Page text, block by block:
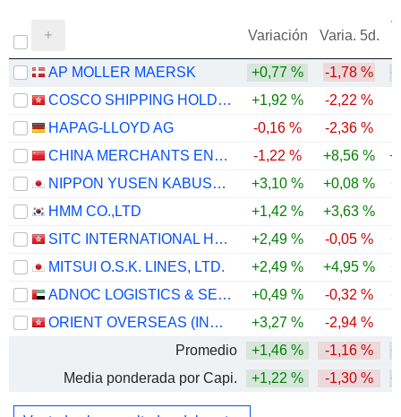
Variación Varia. 5d.
AP MOLLER MAERSK +0,77 % -1,78 %
COSCO SHIPPING HOLDINGS CO., LTD.
+1,92 % -2,22 %
HAPAG-LLOYD AG
-0,16 % -2,36 %
CHINA MERCHANTS ENERGY SHIPPING CO., LTD.
-1,22 % +8,56 %
NIPPON YUSEN KABUSHIKI KAISHA
+3,10 % +0,08 %
HMM CO.,LTD
+1,42 % +3,63 %
SITC INTERNATIONAL HOLDINGS COMPANY LIMITED
+2,49 % -0,05 %
MITSUI O.S.K. LINES, LTD.
+2,49 % +4,95 %
ADNOC LOGISTICS & SERVICES PLC
+0,49 % -0,32 %
ORIENT OVERSEAS (INTERNATIONAL) LIMITED
+3,27 % -2,94 %
Promedio
+1,46 % -1,16 %
Media ponderada por Capi.
+1,22 % -1,30 %